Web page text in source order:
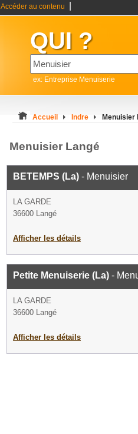
Accéder au contenu
QUI ?
ex: Entreprise Menuiserie
Accueil Indre Menuisier
Menuisier Langé
BETEMPS (La) - Menuisier
LA GARDE
36600 Langé
Afficher les détails
Petite Menuiserie (La) -
LA GARDE
36600 Langé
Afficher les détails